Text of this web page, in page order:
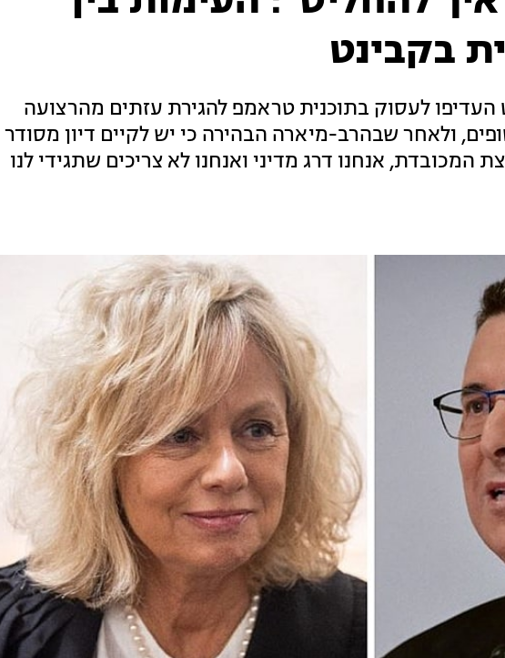
בקבינט
לעסוק בתוכנית טראמפ להגירת עזתים מהרצועה
ולאחר שבהרב-מיארה הבהירה כי יש לקיים דיון מסודר
המכובדת, אנחנו דרג מדיני ואנחנו לא צריכים שתגידי לנו